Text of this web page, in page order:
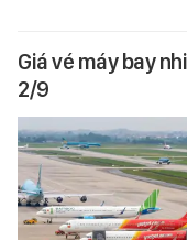
Giá vé máy bay
2/9